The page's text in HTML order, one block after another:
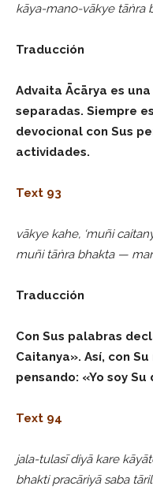
kāya-mano-vākye tāṅra
Traducción
Advaita Ācārya es
separadas. Siempre
devocional con Sus
actividades.
Text 93
vākye kahe, ‘muñi
muñi tāṅra bhakta —
Traducción
Con Sus palabras
Caitanya». Así, con
pensando: «Yo soy Su
Text 94
jala-tulasī diyā kare
bhakti pracāriyā saba